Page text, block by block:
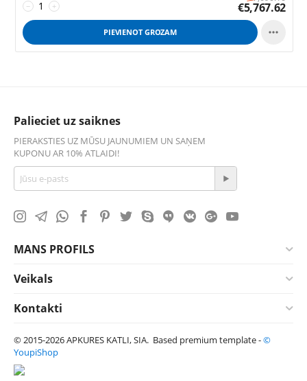
+
− €5,767.62
PIEVIENOT GROZAM 
Palieciet uz saiknes
PIERAKSTIES UZ MŪSU JAUNUMIEM UN SAŅEM
KUPONU AR 10% ATLAIDI!
MANS PROFILS
Veikals
Kontakti
© 2015-2026 APKURES KATLI, SIA. Based premium template -©
YoupiShop